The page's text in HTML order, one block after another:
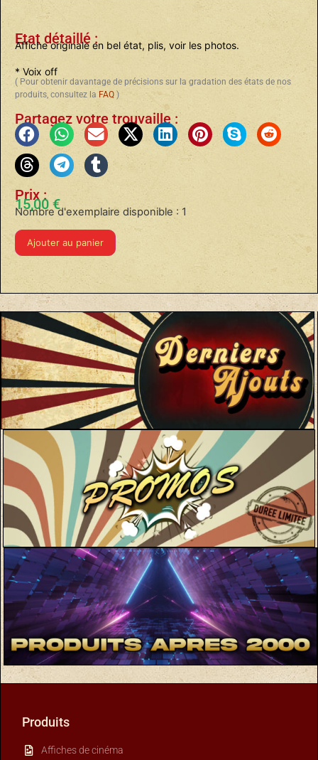
Etat détaillé :
Affiche originale en bel état, plis, voir les photos.
* Voix off
( Pour obtenir davantage de précisions sur la gradation des états de nos
produits, consultez la FAQ )
Partagez votre trouvaille :
Prix :
15,00 €
Nombre d'exemplaire disponible : 1
Ajouter au panier
Produits
Affiches de cinéma